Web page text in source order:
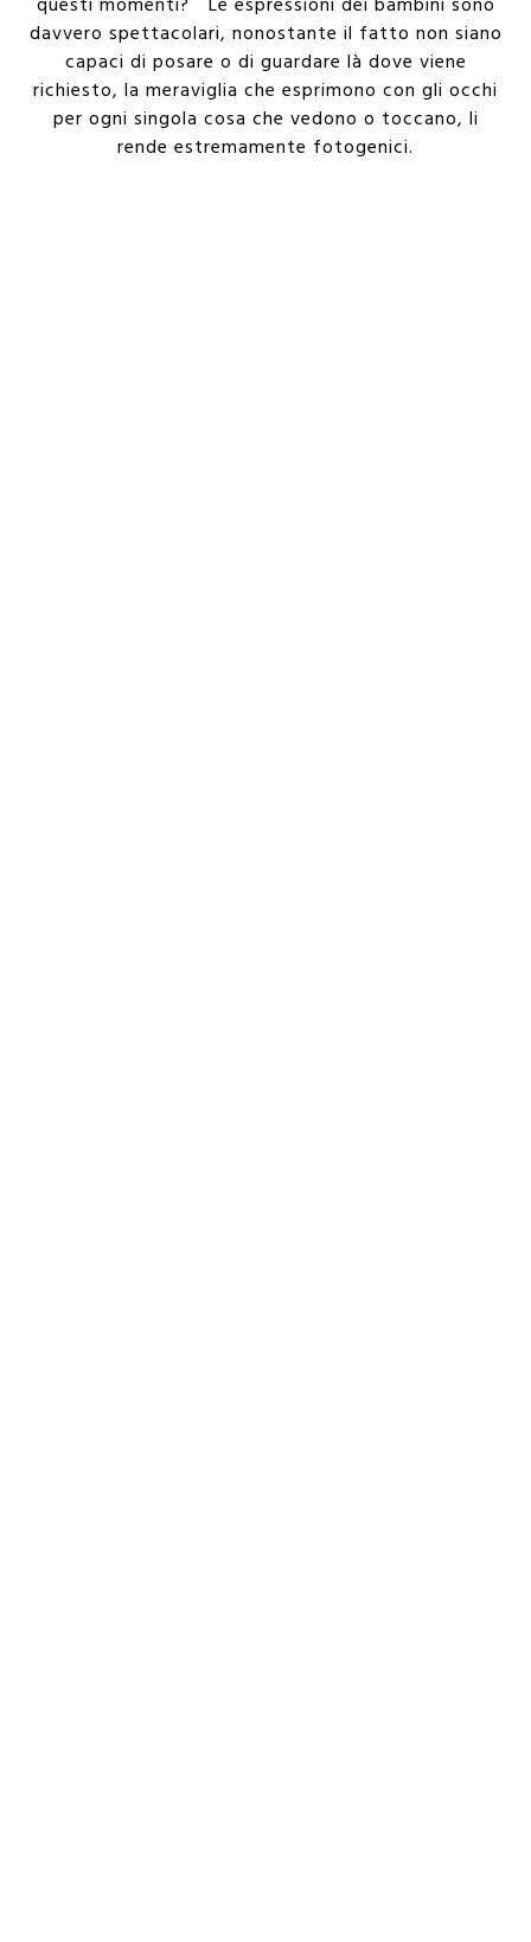
davvero spettacolari, nonostante il fatto non siano
capaci di posare o di guardare là dove viene
richiesto, la meraviglia che esprimono con gli occhi
per ogni singola cosa che vedono o toccano, li
rende estremamente fotogenici.